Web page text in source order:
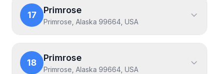
17 Primrose
Primrose, Alaska 99664, USA
18 Primrose
Primrose, Alaska 99664, USA